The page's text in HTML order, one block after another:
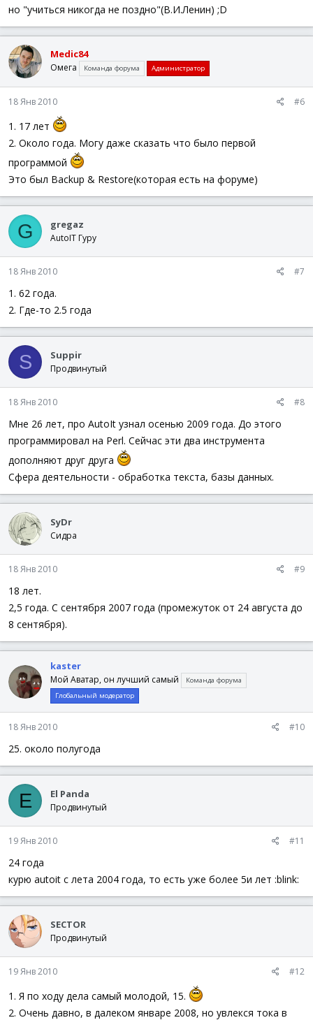
но "учиться никогда не поздно"(В.И.Ленин) ;D
Medic84
Омега Команда форума Администратор
18 Янв 2010 #6
1. 17 лет
2. Около года. Могу даже сказать что было первой
программой
Это был Backup & Restore(которая есть на форуме)
G gregaz
AutoIT Гуру
18 Янв 2010 #7
1. 62 года.
2. Где-то 2.5 года
S Suppir
Продвинутый
18 Янв 2010 #8
Мне 26 лет, про AutoIt узнал осенью 2009 года. До этого
программировал на Perl. Сейчас эти два инструмента
дополняют друг друга
Сфера деятельности - обработка текста, базы данных.
SyDr
Сидра
18 Янв 2010 #9
18 лет.
2,5 года. С сентября 2007 года (промежуток от 24 августа до
8 сентября).
kaster
Мой Аватар, он лучший самый
Команда форума
Глобальный модератор
18 Янв 2010 #10
25. около полугода
E El Panda
Продвинутый
19 Янв 2010 #11
24 года
курю autoit с лета 2004 года, то есть уже более 5и лет :blink:
SECTOR
Продвинутый
19 Янв 2010 #12
1. Я по ходу дела самый молодой, 15.
2. Очень давно, в далеком январе 2008, но увлекся тока в